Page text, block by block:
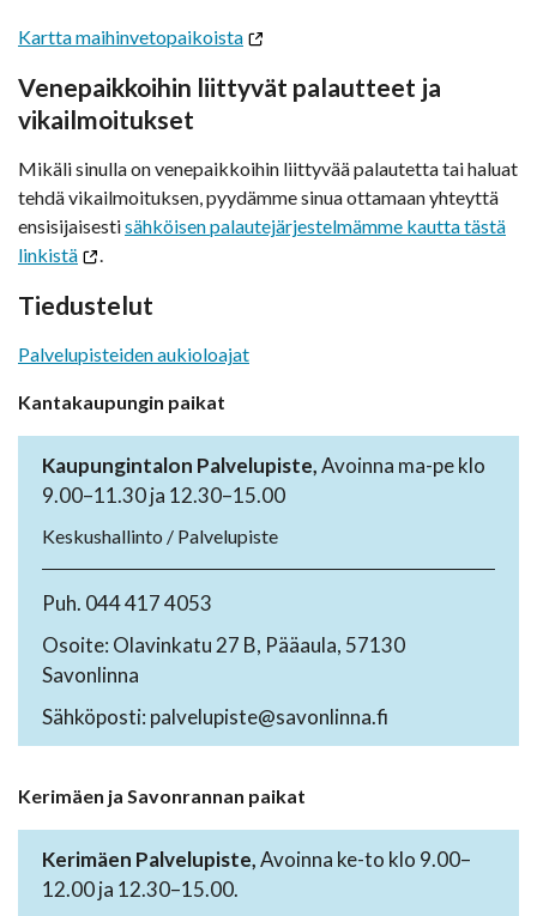
Kartta maihinvetopaikoista
Venepaikkoihin liittyvät palautteet ja
vikailmoitukset
Mikäli sinulla on venepaikkoihin liittyvää palautetta tai haluat
tehdä vikailmoituksen, pyydämme sinua ottamaan yhteyttä
ensisijaisestisähköisen palautejärjestelmämme kautta tästä
linkistä
.
Tiedustelut
Palvelupisteiden aukioloajat
Kantakaupungin paikat
Kaupungintalon Palvelupiste,Avoinna ma-pe klo
9.00–11.30 ja 12.30–15.00
Keskushallinto / Palvelupiste
Puh. 044 417 4053
Osoite: Olavinkatu 27 B, Pääaula, 57130
Savonlinna
Sähköposti: palvelupiste@savonlinna.fi
Kerimäen ja Savonrannan paikat
Kerimäen Palvelupiste,Avoinna ke-to klo 9.00–
12.00 ja 12.30–15.00.